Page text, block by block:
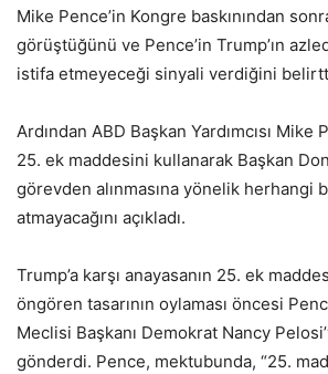
Mike Pence’in Kongre baskınından
görüştüğünü ve Pence’in Trump’ın
istifa etmeyeceği sinyali verdiğini
Ardından ABD Başkan Yardımcısı Mike
25. ek maddesini kullanarak Başkan
görevden alınmasına yönelik herhangi
atmayacağını açıkladı.
Trump’a karşı anayasanın 25. ek
öngören tasarının oylaması öncesi
Meclisi Başkanı Demokrat Nancy
gönderdi. Pence, mektubunda, “25.